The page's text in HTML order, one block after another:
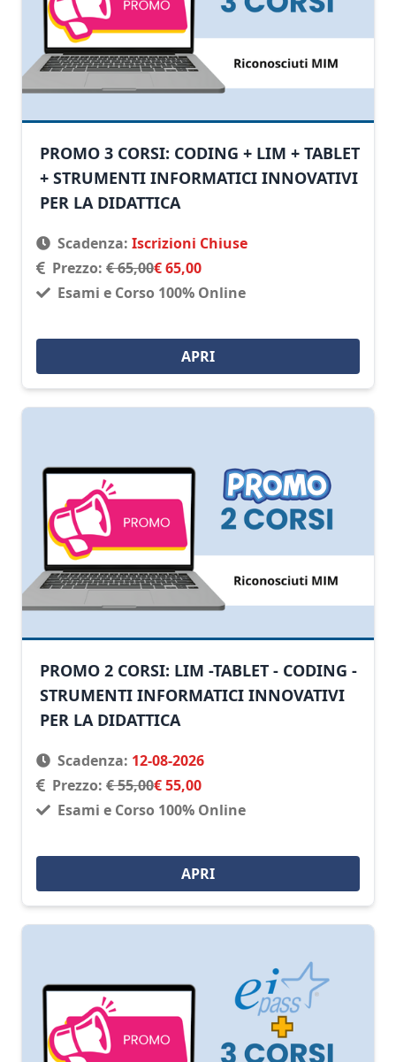
PROMO 3 CORSI: CODING + LIM + TABLET
+ STRUMENTI INFORMATICI INNOVATIVI
PER LA DIDATTICA
Scadenza: Iscrizioni Chiuse
Prezzo: € 65,00€ 65,00
Esami e Corso 100% Online
APRI
PROMO 2 CORSI: LIM -TABLET - CODING -
STRUMENTI INFORMATICI INNOVATIVI
PER LA DIDATTICA
Scadenza: 12-08-2026
Prezzo: € 55,00€ 55,00
Esami e Corso 100% Online
APRI